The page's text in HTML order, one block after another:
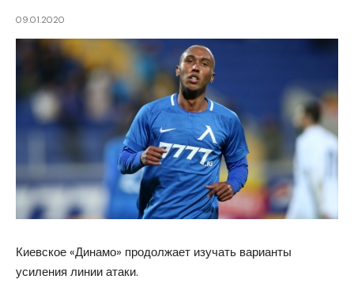
09.01.2020
Киевское «Динамо» продолжает изучать варианты
усиления линии атаки.